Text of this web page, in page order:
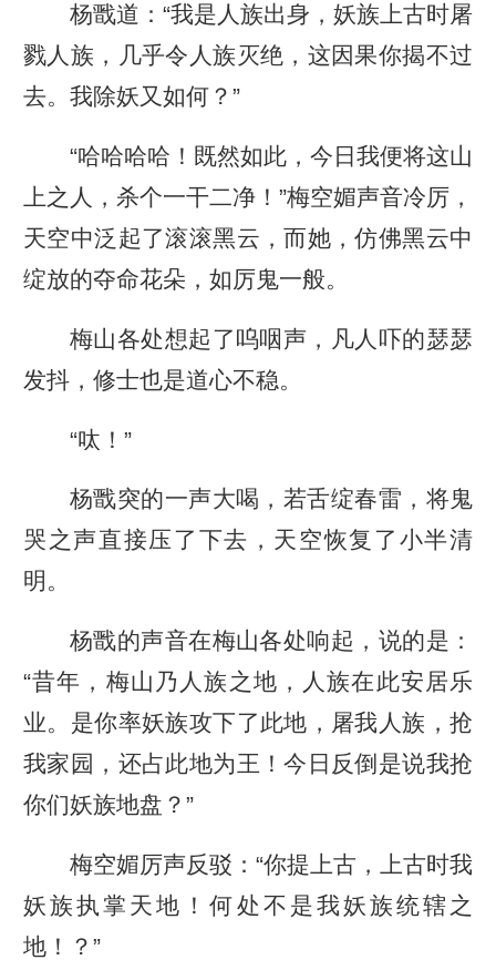
杨戬道：“我是人族出身，妖族上古时屠
戮人族，几乎令人族灭绝，这因果你揭不过
去。我除妖又如何？”
“哈哈哈哈！既然如此，今日我便将这山
上之人，杀个一干二净！”梅空媚声音冷厉，
天空中泛起了滚滚黑云，而她，仿佛黑云中
绽放的夺命花朵，如厉鬼一般。
梅山各处想起了呜咽声，凡人吓的瑟瑟
发抖，修士也是道心不稳。
“呔！”
杨戬突的一声大喝，若舌绽春雷，将鬼
哭之声直接压了下去，天空恢复了小半清
明。
杨戬的声音在梅山各处响起，说的是：
“昔年，梅山乃人族之地，人族在此安居乐
业。是你率妖族攻下了此地，屠我人族，抢
我家园，还占此地为王！今日反倒是说我抢
你们妖族地盘？”
梅空媚厉声反驳：“你提上古，上古时我
妖族执掌天地！何处不是我妖族统辖之
地！？”